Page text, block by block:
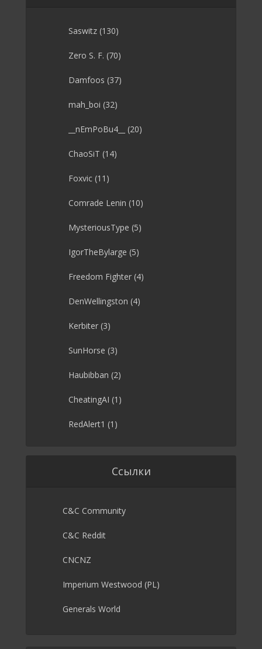
Saswitz (130)
Zero S. F. (70)
Damfoos (37)
mah_boi (32)
__nEmPoBu4__ (20)
ChaoSiT (14)
Foxvic (11)
Comrade Lenin (10)
MysteriousType (5)
IgorTheBylarge (5)
Freedom Fighter (4)
DenWellingston (4)
Kerbiter (3)
SunHorse (3)
Haubibban (2)
CheatingAI (1)
RedAlert1 (1)
Ссылки
C&C Community
C&C Reddit
CNCNZ
Imperium Westwood (PL)
Generals World